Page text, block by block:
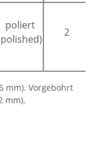
poliert
2
mm). Vorgebohrt
mm).